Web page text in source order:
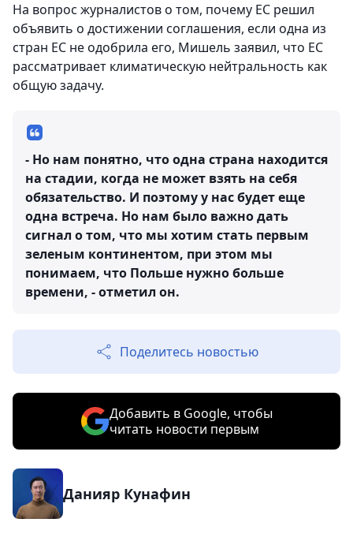
На вопрос журналистов о том, почему ЕС решил
объявить о достижении соглашения, если одна из
стран ЕС не одобрила его, Мишель заявил, что ЕС
рассматривает климатическую нейтральность как
общую задачу.
- Но нам понятно, что одна страна находится
на стадии, когда не может взять на себя
обязательство. И поэтому у нас будет еще
одна встреча. Но нам было важно дать
сигнал о том, что мы хотим стать первым
зеленым континентом, при этом мы
понимаем, что Польше нужно больше
времени, - отметил он.
Поделитесь новостью
Добавить в Google, чтобы
читать новости первым
Данияр Кунафин